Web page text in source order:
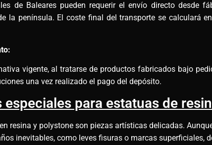
de Baleares pueden requerir el envío directo desde
la península. El coste final del transporte se calculará
vigente, al tratarse de productos fabricados bajo
una vez realizado el pago del depósito.
para estatuas de
resina y polystone son piezas artísticas delicadas.
inevitables, como leves fisuras o marcas superficiales,